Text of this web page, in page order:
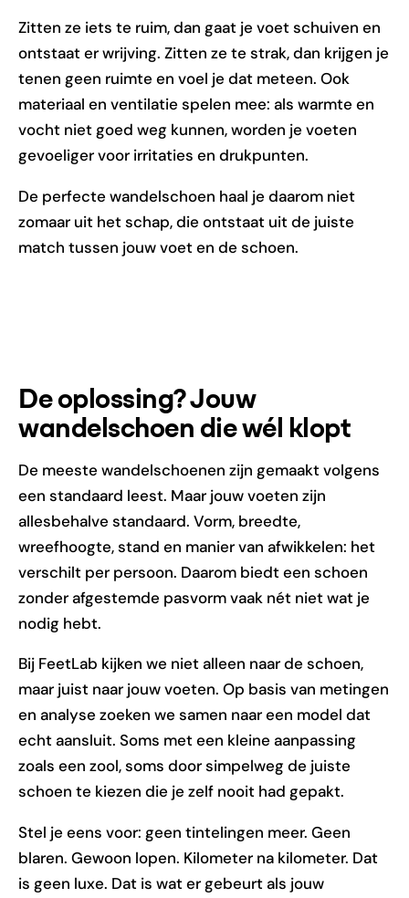
Zitten ze iets te ruim, dan gaat je voet schuiven en
ontstaat er wrijving. Zitten ze te strak, dan krijgen je
tenen geen ruimte en voel je dat meteen. Ook
materiaal en ventilatie spelen mee: als warmte en
vocht niet goed weg kunnen, worden je voeten
gevoeliger voor irritaties en drukpunten.
De perfecte wandelschoen haal je daarom niet
zomaar uit het schap, die ontstaat uit de juiste
match tussen jouw voet en de schoen.
De oplossing? Jouw
wandelschoen die wél klopt
De meeste wandelschoenen zijn gemaakt volgens
een standaard leest. Maar jouw voeten zijn
allesbehalve standaard. Vorm, breedte,
wreefhoogte, stand en manier van afwikkelen: het
verschilt per persoon. Daarom biedt een schoen
zonder afgestemde pasvorm vaak nét niet wat je
nodig hebt.
Bij FeetLab kijken we niet alleen naar de schoen,
maar juist naar jouw voeten. Op basis van metingen
en analyse zoeken we samen naar een model dat
echt aansluit. Soms met een kleine aanpassing
zoals een zool, soms door simpelweg de juiste
schoen te kiezen die je zelf nooit had gepakt.
Stel je eens voor: geen tintelingen meer. Geen
blaren. Gewoon lopen. Kilometer na kilometer. Dat
is geen luxe. Dat is wat er gebeurt als jouw